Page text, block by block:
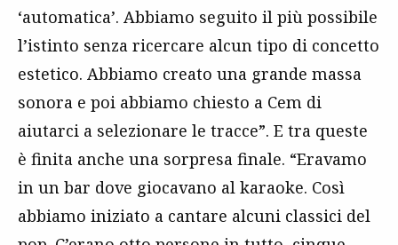
‘automatica’. Abbiamo seguito il più possibile
l’istinto senza ricercare alcun tipo di concetto
estetico. Abbiamo creato una grande massa
sonora e poi abbiamo chiesto a Cem di
aiutarci a selezionare le tracce”. E tra queste
è finita anche una sorpresa finale. “Eravamo
in un bar dove giocavano al karaoke. Così
abbiamo iniziato a cantare alcuni classici del